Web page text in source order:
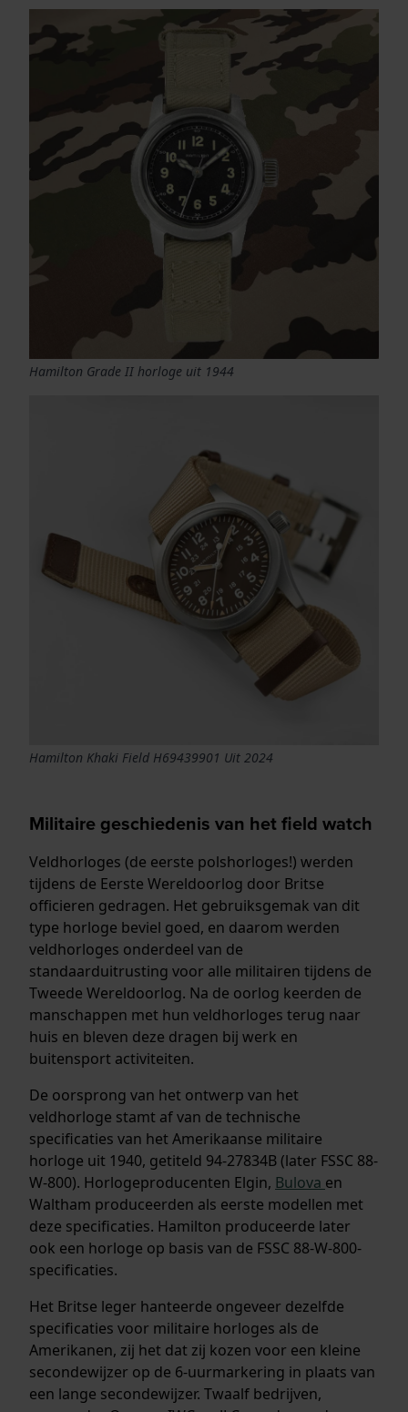
Hamilton Grade II horloge uit 1944
Hamilton Khaki Field H69439901 Uit 2024
Militaire geschiedenis van het field watch
Veldhorloges (de eerste polshorloges!) werden
tijdens de Eerste Wereldoorlog door Britse
officieren gedragen. Het gebruiksgemak van dit
type horloge beviel goed, en daarom werden
veldhorloges onderdeel van de
standaarduitrusting voor alle militairen tijdens de
Tweede Wereldoorlog. Na de oorlog keerden de
manschappen met hun veldhorloges terug naar
huis en bleven deze dragen bij werk en
buitensport activiteiten.
De oorsprong van het ontwerp van het
veldhorloge stamt af van de technische
specificaties van het Amerikaanse militaire
horloge uit 1940, getiteld 94-27834B (later FSSC 88-
W-800). Horlogeproducenten Elgin, Bulova en
Waltham produceerden als eerste modellen met
deze specificaties. Hamilton produceerde later
ook een horloge op basis van de FSSC 88-W-800-
specificaties.
Het Britse leger hanteerde ongeveer dezelfde
specificaties voor militaire horloges als de
Amerikanen, zij het dat zij kozen voor een kleine
secondewijzer op de 6-uurmarkering in plaats van
een lange secondewijzer. Twaalf bedrijven,